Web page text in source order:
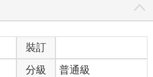
裝訂
分級 普通級